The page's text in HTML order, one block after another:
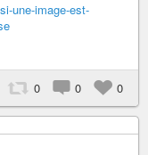
une-image-est-
0 0 0